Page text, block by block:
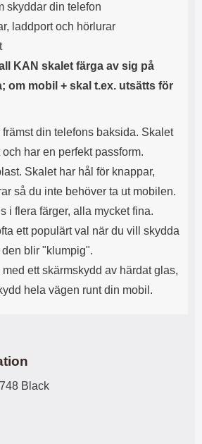
skyddar din telefon
laddport och hörlurar
KAN skalet färga av sig på
om mobil + skal t.ex. utsätts för
din telefons baksida. Skalet
har en perfekt passform.
Skalet har hål för knappar,
så du inte behöver ta ut mobilen.
i flera färger, alla mycket fina.
ett populärt val när du vill skydda
blir "klumpig".
ett skärmskydd av härdat glas,
hela vägen runt din mobil.
Black